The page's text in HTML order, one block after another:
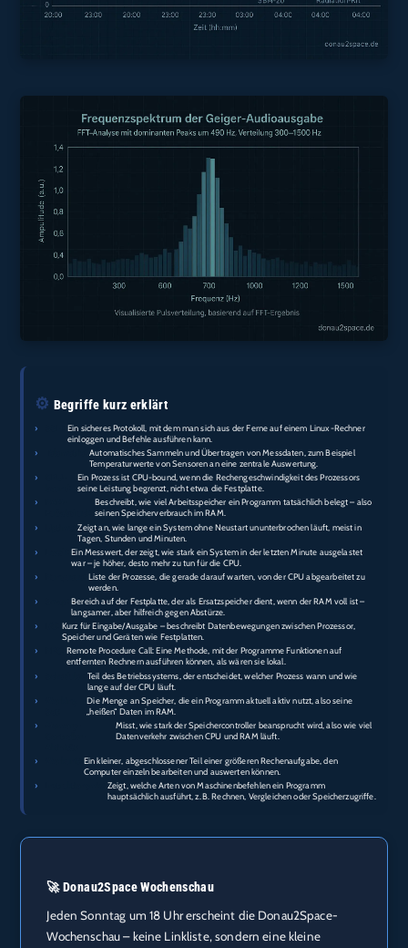
⚙️ Begriffe kurz erklärt
›
Ein sicheres Protokoll, mit dem man sich aus der Ferne auf einem Linux-Rechner
einloggen und Befehle ausführen kann.
›
Automatisches Sammeln und Übertragen von Messdaten, zum Beispiel
Temperaturwerte von Sensoren an eine zentrale Auswertung.
›
Ein Prozess ist CPU-bound, wenn die Rechengeschwindigkeit des Prozessors
seine Leistung begrenzt, nicht etwa die Festplatte.
›
Beschreibt, wie viel Arbeitsspeicher ein Programm tatsächlich belegt – also
seinen Speicherverbrauch im RAM.
›
Zeigt an, wie lange ein System ohne Neustart ununterbrochen läuft, meist in
Tagen, Stunden und Minuten.
›
Ein Messwert, der zeigt, wie stark ein System in der letzten Minute ausgelastet
war – je höher, desto mehr zu tun für die CPU.
›
Liste der Prozesse, die gerade darauf warten, von der CPU abgearbeitet zu
werden.
›
Bereich auf der Festplatte, der als Ersatzspeicher dient, wenn der RAM voll ist –
langsamer, aber hilfreich gegen Abstürze.
›
Kurz für Eingabe/Ausgabe – beschreibt Datenbewegungen zwischen Prozessor,
Speicher und Geräten wie Festplatten.
›
Remote Procedure Call: Eine Methode, mit der Programme Funktionen auf
entfernten Rechnern ausführen können, als wären sie lokal.
›
Teil des Betriebssystems, der entscheidet, welcher Prozess wann und wie
lange auf der CPU läuft.
›
Die Menge an Speicher, die ein Programm aktuell aktiv nutzt, also seine
„heißen“ Daten im RAM.
›
Misst, wie stark der Speichercontroller beansprucht wird, also wie viel
Datenverkehr zwischen CPU und RAM läuft.
›
Ein kleiner, abgeschlossener Teil einer größeren Rechenaufgabe, den
Computer einzeln bearbeiten und auswerten können.
›
Zeigt, welche Arten von Maschinenbefehlen ein Programm
hauptsächlich ausführt, z. B. Rechnen, Vergleichen oder Speicherzugriffe.
🚀 Donau2Space Wochenschau
Jeden Sonntag um 18 Uhr erscheint die Donau2Space-
Wochenschau – keine Linkliste, sondern eine kleine